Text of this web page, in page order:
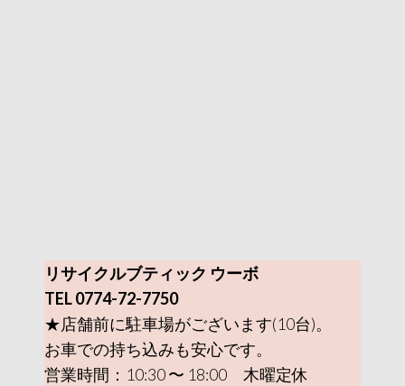
リサイクルブティック ウーボ
TEL 0774-72-7750
★店舗前に駐車場がございます(10台)。
お車での持ち込みも安心です。
営業時間：10:30 〜 18:00 木曜定休